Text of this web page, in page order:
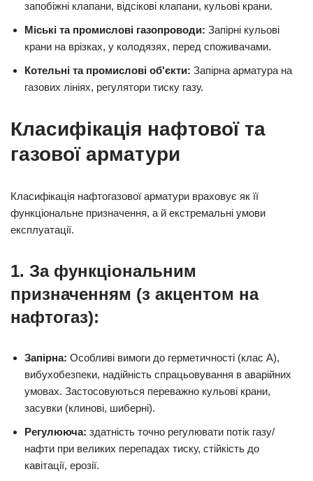
запобіжні клапани, відсікові клапани, кульові крани.
Міські та промислові газопроводи: Запірні кульові
крани на врізках, у колодязях, перед споживачами.
Котельні та промислові об'єкти: Запірна арматура на
газових лініях, регулятори тиску газу.
Класифікація нафтової та
газової арматури
Класифікація нафтогазової арматури враховує як її
функціональне призначення, а й екстремальні умови
експлуатації.
1. За функціональним
призначенням (з акцентом на
нафтогаз):
Запірна: Особливі вимоги до герметичності (клас А),
вибухобезпеки, надійність спрацьовування в аварійних
умовах. Застосовуються переважно кульові крани,
засувки (клинові, шиберні).
Регулююча: здатність точно регулювати потік газу/
нафти при великих перепадах тиску, стійкість до
кавітації, ерозії.